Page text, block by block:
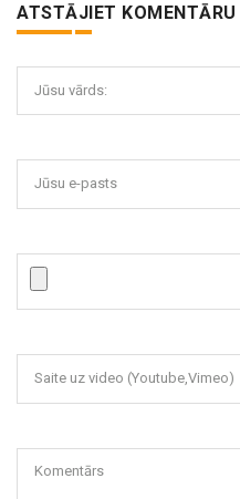
ATSTĀJIET KOMENTĀRU
Jūsu vārds:
Jūsu e-pasts
Saite uz video (Youtube,Vimeo)
Komentārs